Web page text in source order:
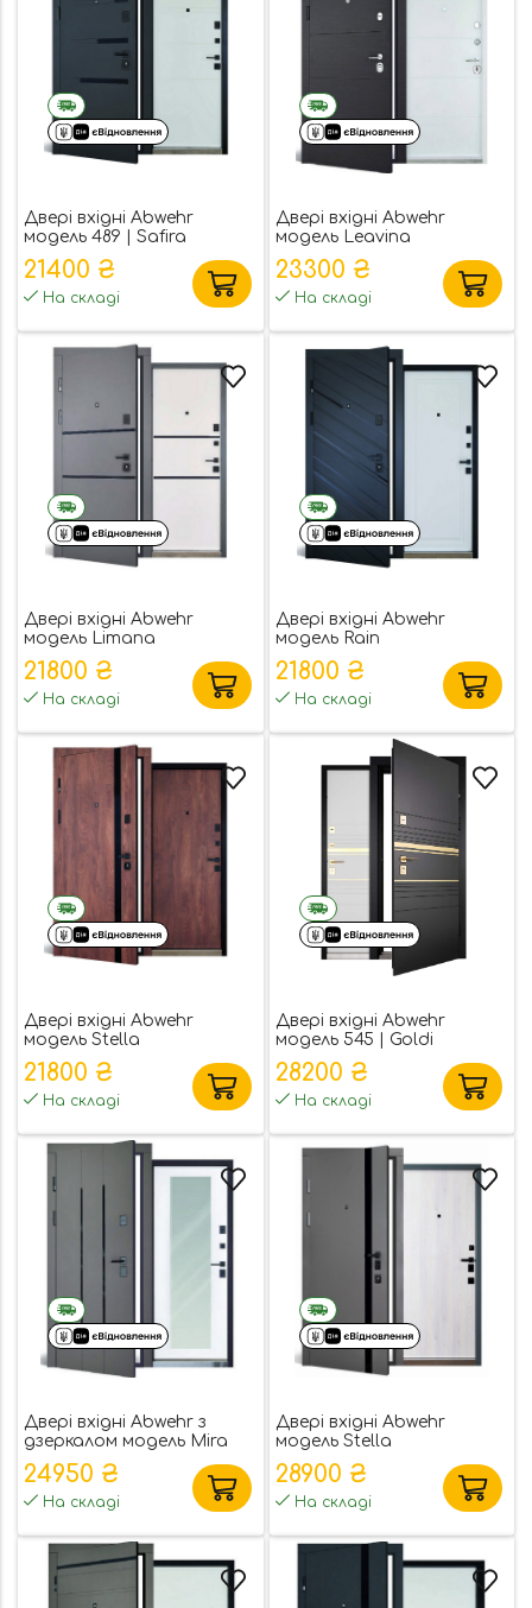
Двері вхідні Abwehr
модель 489 | Safira
21400 ₴
На складі
Двері вхідні Abwehr
модель Leavina
23300 ₴
На складі
Двері вхідні Abwehr
модель Limana
21800 ₴
На складі
Двері вхідні Abwehr
модель Rain
21800 ₴
На складі
Двері вхідні Abwehr
модель Stella
21800 ₴
На складі
Двері вхідні Abwehr
модель 545 | Goldi
28200 ₴
На складі
Двері вхідні Abwehr з
дзеркалом модель Mira
24950 ₴
На складі
Двері вхідні Abwehr
модель Stella
28900 ₴
На складі